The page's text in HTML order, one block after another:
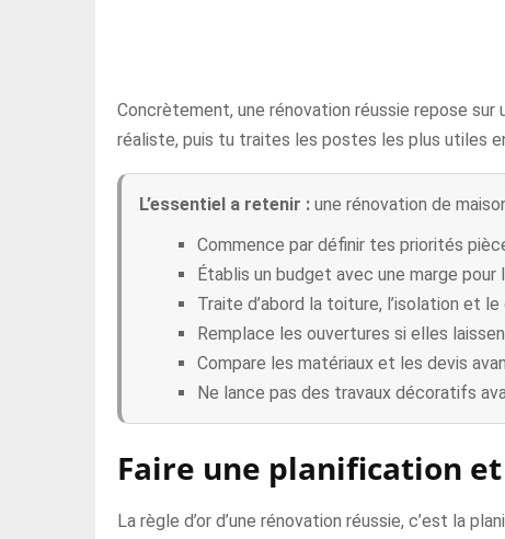
Concrètement, une rénovation réussie repose
réaliste, puis tu traites les postes les plus utiles
L’essentiel a retenir : une rénovation de
Commence par définir tes priorités
Établis un budget avec une marge pour
Traite d’abord la toiture, l’isolation et
Remplace les ouvertures si elles
Compare les matériaux et les devis
Ne lance pas des travaux décoratifs
Faire une planification
La règle d’or d’une rénovation réussie, c’est la